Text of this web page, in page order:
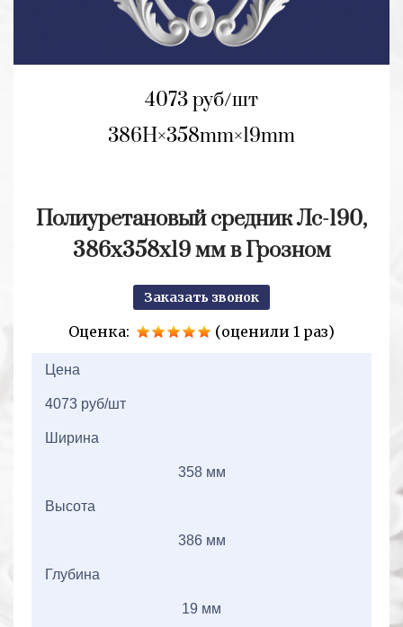
4073 руб/шт
386H 358mm 19mm
Полиуретановый средник Лс-190,
386х358х19 мм в Грозном
Заказать звонок
Оценка:
(оценили 1 раз)
Цена
4073 руб/шт
Ширина
358 мм
Высота
386 мм
Глубина
19 мм